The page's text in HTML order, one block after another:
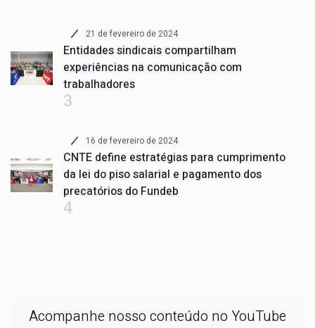
21 de fevereiro de 2024
Entidades sindicais compartilham
experiências na comunicação com
trabalhadores
3
16 de fevereiro de 2024
CNTE define estratégias para cumprimento
da lei do piso salarial e pagamento dos
precatórios do Fundeb
4
Acompanhe nosso conteúdo no YouTube